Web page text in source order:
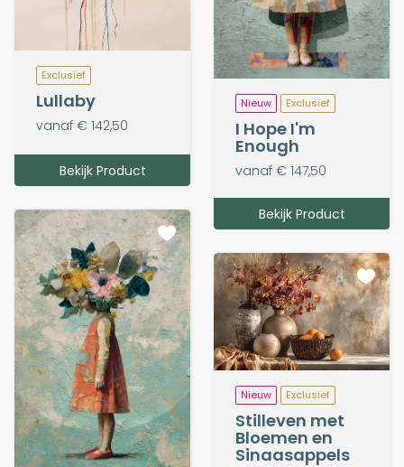
Exclusief
Lullaby
vanaf € 142,50
Bekijk Product
Nieuw Exclusief
I Hope I'm
Enough
vanaf € 147,50
Bekijk Product
Nieuw Exclusief
Stilleven met
Bloemen en
Sinaasappels